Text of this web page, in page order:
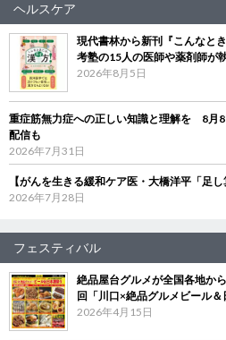
ヘルスケア
現代書林から新刊『こんなと
考塾の15人の医師や薬剤師が
2026年8月5日
重症筋無力症への正しい知識と理解を 8月
配信も
2026年7月31日
【がんを生きる緩和ケア医・大橋洋平「足
2026年7月28日
フェスティバル
絶品屋台グルメが全国各地か
回「川口×絶品グルメビール
2026年4月15日